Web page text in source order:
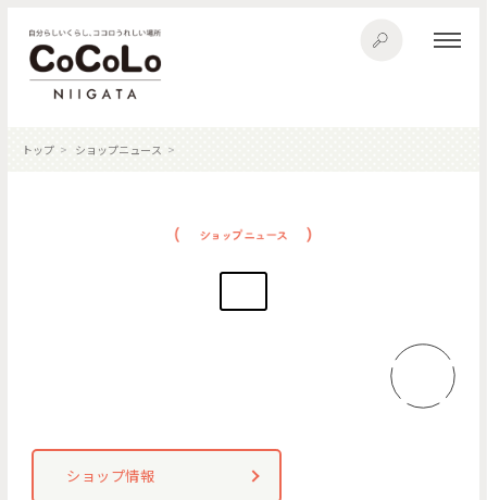
トップ ショップニュース
ショップ情報